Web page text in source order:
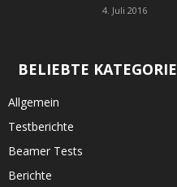
4. Juli 2016
BELIEBTE KATEGORIE
Allgemein
Testberichte
Beamer Tests
Berichte